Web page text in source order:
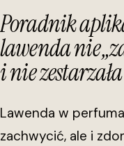
Poradnik
lawenda nie
i nie
Lawenda w
zachwycić, ale i